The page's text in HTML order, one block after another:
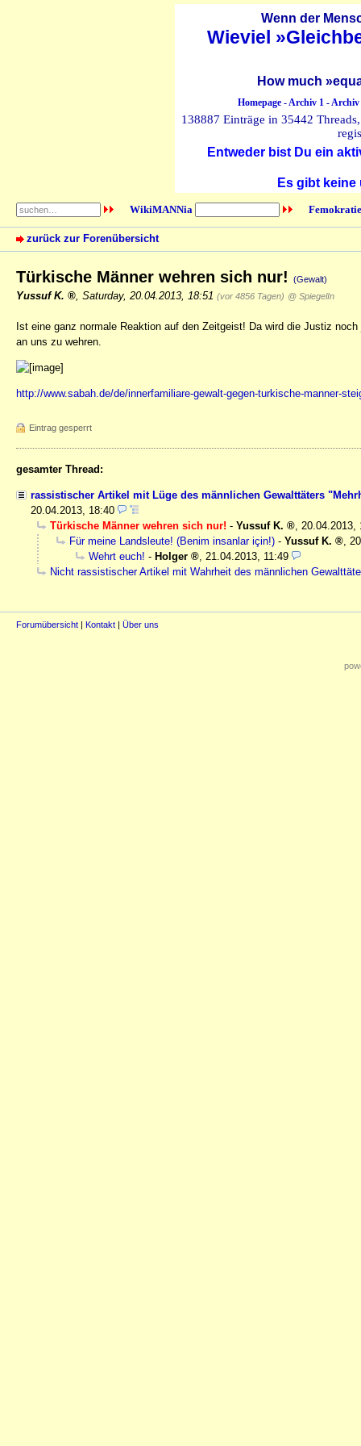
Wenn der
Wieviel
How much
Homepage-Archiv 1-Archiv
138887 Einträge in 35442
Entweder bist Du ein
Es gibt
WikiMANNia
zurück zur Forenübersicht
Türkische Männer wehren sich nur! (Gewalt)
Yussuf K. Saturday, 20.04.2013, 18:51 (vor 4856 Tagen) @ SpiegelIn
Ist eine ganz normale Reaktion auf den Zeitgeist! Da wird die Justiz
an uns zu wehren.
http://www.sabah.de/de/innerfamiliare-gewalt-gegen-turkische-manner-
Eintrag gesperrt
gesamter Thread:
rassistischer Artikel mit Lüge des männlichen Gewalttäters
20.04.2013, 18:40
Türkische Männer wehren sich nur! - Yussuf K. , 20.04.2013,
Für meine Landsleute! (Benim insanlar için!) - Yussuf K. ,
Wehrt euch! - Holger , 21.04.2013, 11:49
Nicht rassistischer Artikel mit Wahrheit des männlichen
Forumübersicht | Kontakt | Über uns